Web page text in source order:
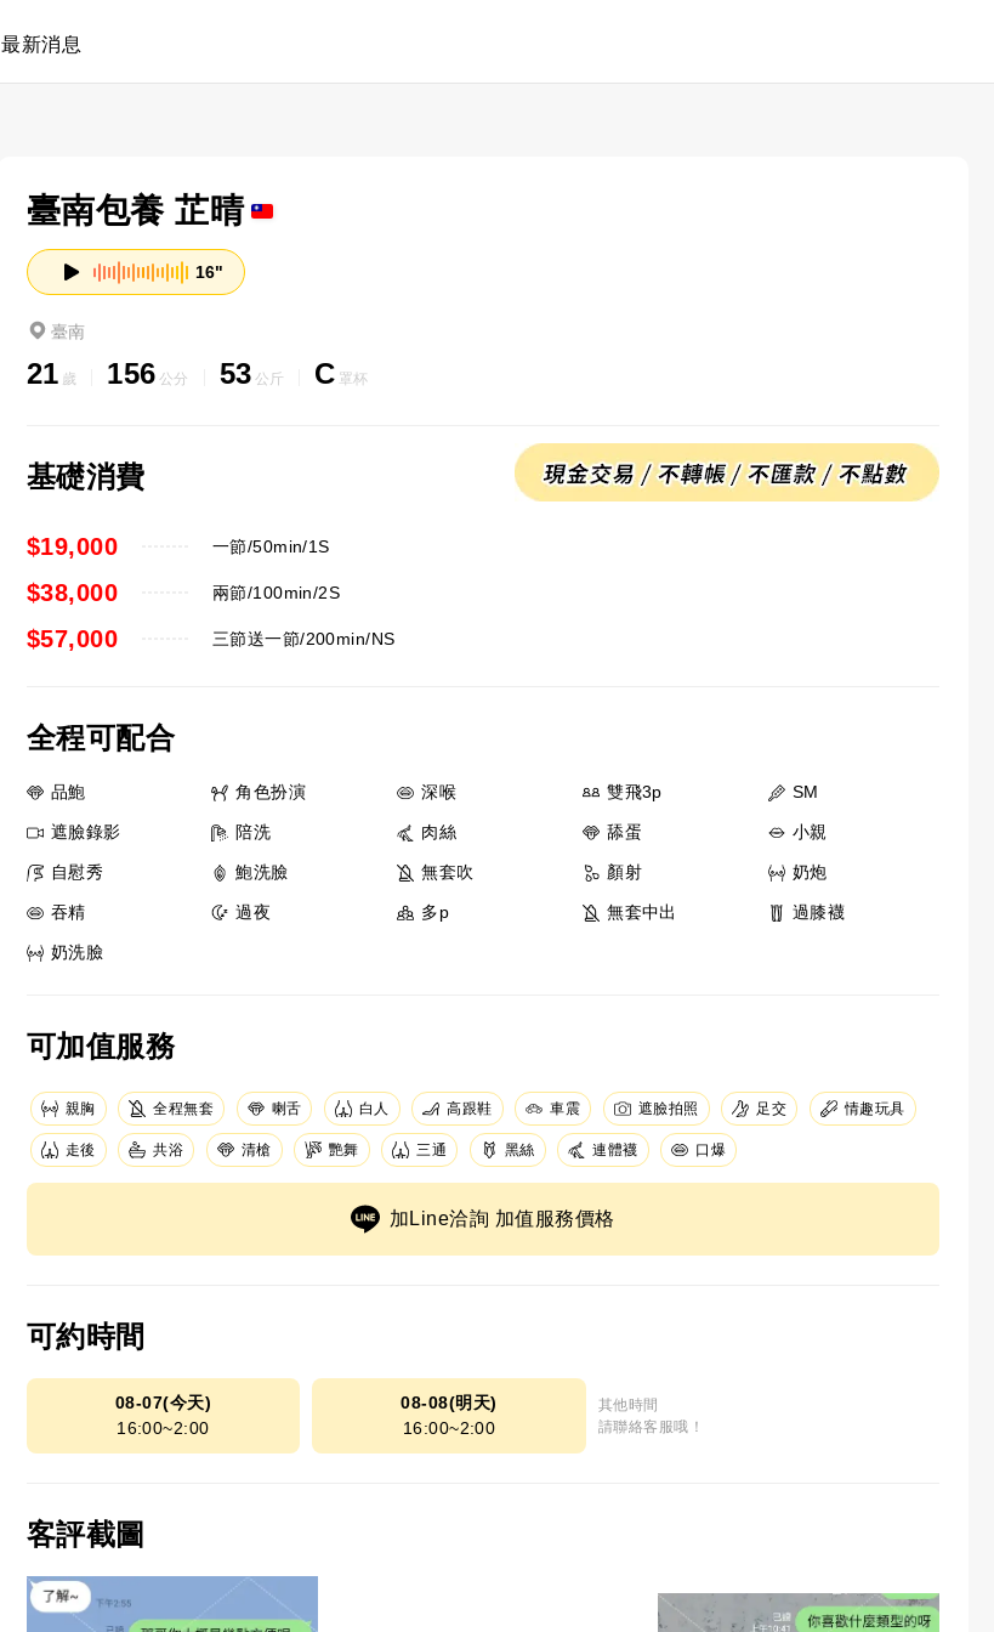
最新消息
臺南包養 芷晴
16"
臺南
21 歲 156 公分 53 公斤 C 罩杯
基礎消費
一節/50min/1S
$19,000
兩節/100min/2S
$38,000
三節送一節/200min/NS
$57,000
全程可配合
品鮑 角色扮演 深喉 雙飛3p SM
遮臉錄影 陪洗 肉絲 舔蛋 小親
自慰秀 鮑洗臉 無套吹 顏射 奶炮
吞精 過夜 多p 無套中出 過膝襪
奶洗臉
可加值服務
親胸 全程無套 喇舌 白人 高跟鞋 車震 遮臉拍照 足交 情趣玩具
走後 共浴 清槍 艷舞 三通 黑絲 連體襪 口爆
加Line洽詢 加值服務價格
可約時間
08-07(今天)
16:00~2:00
08-08(明天)
16:00~2:00
其他時間
請聯絡客服哦！
客評截圖